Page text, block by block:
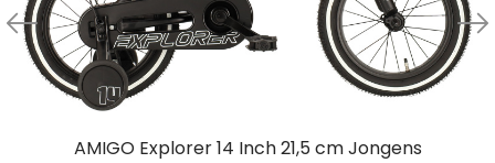
AMIGO Explorer 14 Inch 21,5 cm Jongens